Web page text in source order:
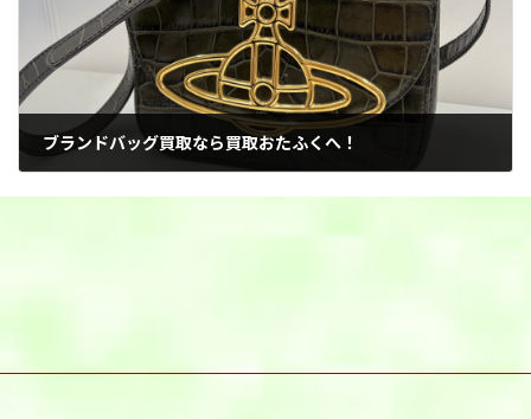
ブランドバッグ買取なら買取おたふくへ！